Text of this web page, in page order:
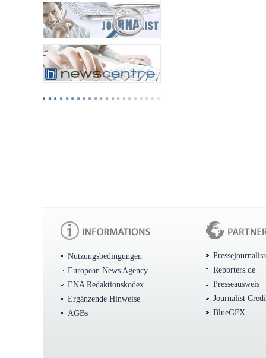
Nutzungsbedingungen
European News Agency
ENA Redaktionskodex
Ergänzende Hinweise
AGBs
Reporters.de
Presseausweis
Journalist
BlueGFX